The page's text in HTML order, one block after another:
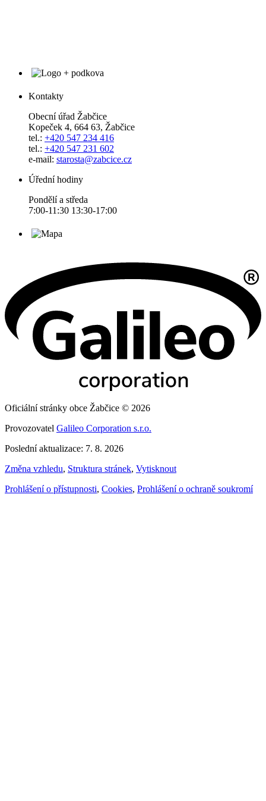
Kontakty
Obecní úřad Žabčice
Kopeček 4, 664 63, Žabčice
tel.: +420 547 234 416
tel.: +420 547 231 602
e-mail: starosta@zabcice.cz
Úřední hodiny
Pondělí a středa
7:00-11:30 13:30-17:00
Oficiální stránky obce Žabčice © 2026
Provozovatel Galileo Corporation s.r.o.
Poslední aktualizace: 7. 8. 2026
Změna vzhledu, Struktura stránek, Vytisknout
Prohlášení o přístupnosti, Cookies, Prohlášení o ochraně soukromí